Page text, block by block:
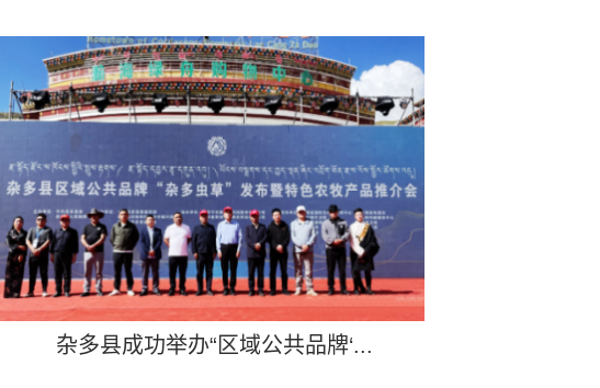
杂多县成功举办“区域公共品牌‘...